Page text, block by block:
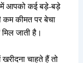
आपको कई बड़े-बड़े
कम कीमत पर बेचा
जाती है।
चाहते हैं तो